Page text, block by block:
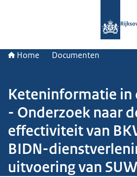
Home Documenten
Keteninformatie
- Onderzoek naar
effectiviteit van
BIDN-
uitvoering van